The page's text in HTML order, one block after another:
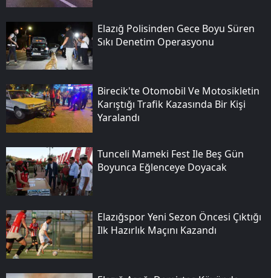
Elazığ Polisinden Gece Boyu Süren
Sıkı Denetim Operasyonu
Birecik'te Otomobil Ve Motosikletin
Karıştığı Trafik Kazasında Bir Kişi
Yaralandı
Tunceli Mameki Fest Ile Beş Gün
Boyunca Eğlenceye Doyacak
Elazığspor Yeni Sezon Öncesi Çıktığı
Ilk Hazırlık Maçını Kazandı